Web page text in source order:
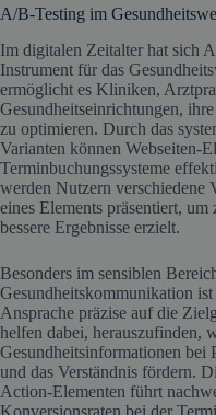
A/B-Testing im
Im digitalen Zeitalter hat sich
Instrument für das
ermöglicht es Kliniken,
Gesundheitseinrichtungen,
zu optimieren. Durch das
Varianten können Webseiten-
Terminbuchungssysteme
werden Nutzern verschiedene
eines Elements präsentiert,
bessere Ergebnisse erzielt.
Besonders im sensiblen
Gesundheitskommunikation ist
Ansprache präzise auf die
helfen dabei, herauszufinden,
Gesundheitsinformationen bei
und das Verständnis fördern.
Action-Elementen führt